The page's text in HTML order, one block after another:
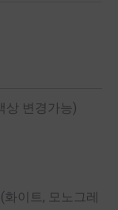
상 변경가능)
이트, 모노그레